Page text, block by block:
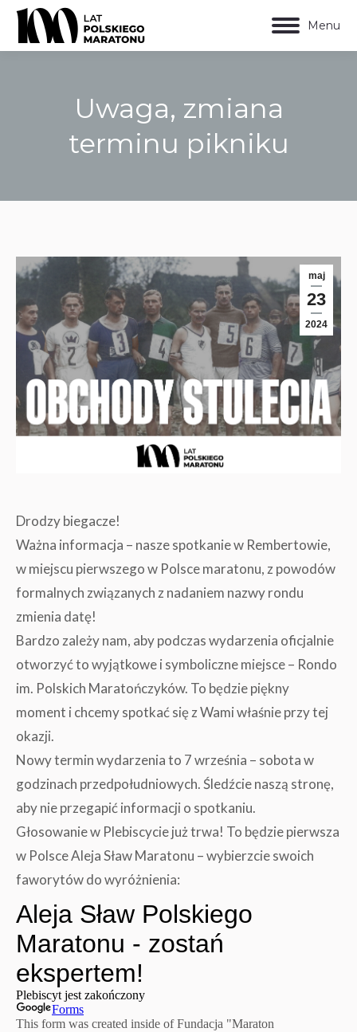
Menu
Uwaga, zmiana
terminu pikniku
maj
23
2024
Drodzy biegacze!
Ważna informacja – nasze spotkanie w Rembertowie,
w miejscu pierwszego w Polsce maratonu, z powodów
formalnych związanych z nadaniem nazwy rondu
zmienia datę!
Bardzo zależy nam, aby podczas wydarzenia oficjalnie
otworzyć to wyjątkowe i symboliczne miejsce – Rondo
im. Polskich Maratończyków. To będzie piękny
moment i chcemy spotkać się z Wami właśnie przy tej
okazji.
Nowy termin wydarzenia to 7 września – sobota w
godzinach przedpołudniowych. Śledźcie naszą stronę,
aby nie przegapić informacji o spotkaniu.
Głosowanie w Plebiscycie już trwa! To będzie pierwsza
w Polsce Aleja Sław Maratonu – wybierzcie swoich
faworytów do wyróżnienia: